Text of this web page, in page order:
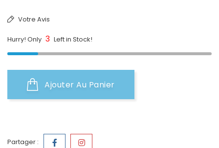
Votre Avis
Hurry! Only 3 Left in Stock!
Ajouter Au Panier
Partager :